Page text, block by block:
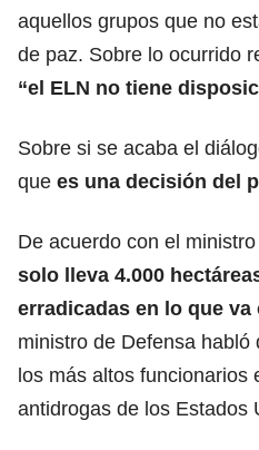
aquellos grupos que no
de paz. Sobre lo ocurrido
“el ELN no tiene
Sobre si se acaba el
que es una decisión del
De acuerdo con el
solo lleva 4.000
erradicadas en lo que
ministro de Defensa
los más altos funcionarios
antidrogas de los Estados